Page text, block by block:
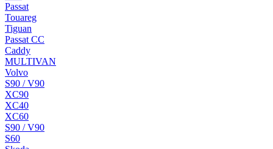
Passat
Touareg
Tiguan
Passat CC
Caddy
MULTIVAN
Volvo
S90 / V90
XC90
XC40
XC60
S90 / V90
S60